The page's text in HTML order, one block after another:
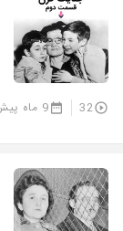
32 9 ماه پیش